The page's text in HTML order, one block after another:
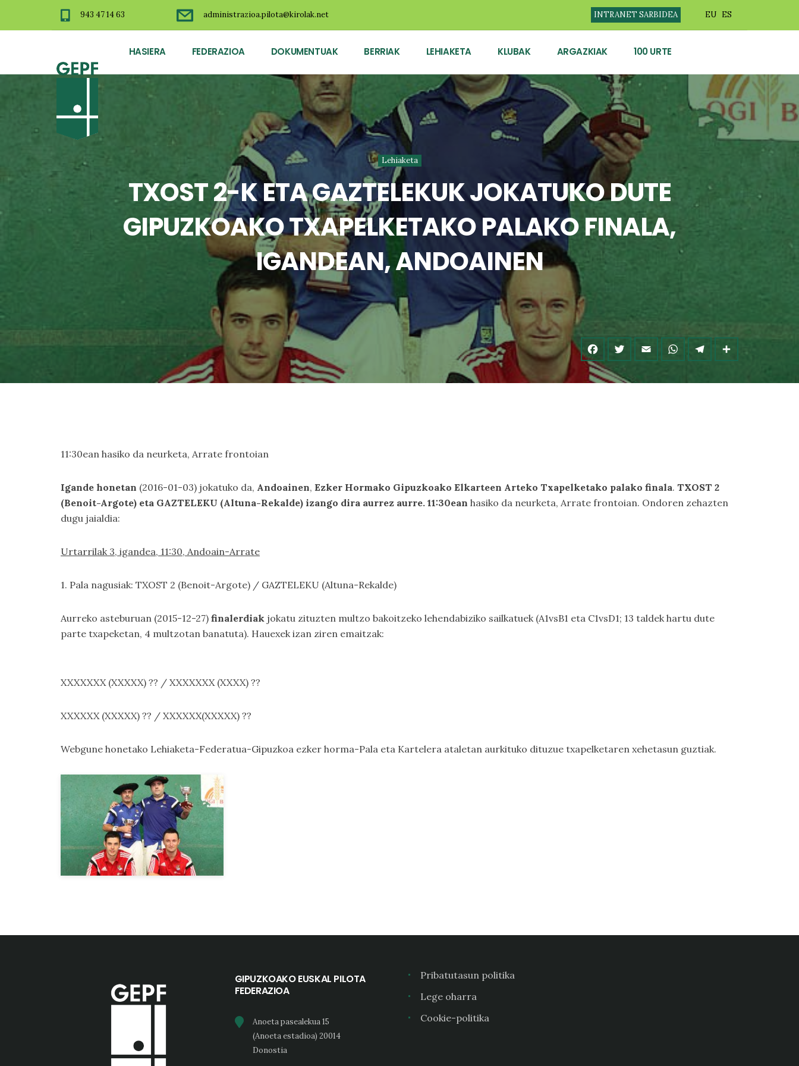
943 47 14 63 administrazioa.pilota@kirolak.net INTRANET SARBIDEA EU ES
HASIERA FEDERAZIOA DOKUMENTUAK BERRIAK LEHIAKETA KLUBAK ARGAZKIAK 100 URTE
Lehiaketa
TXOST 2-K ETA GAZTELEKUK JOKATUKO DUTE
GIPUZKOAKO TXAPELKETAKO PALAKO FINALA,
IGANDEAN, ANDOAINEN
11:30ean hasiko da neurketa, Arrate frontoian
Igande honetan (2016-01-03) jokatuko da, Andoainen, Ezker Hormako Gipuzkoako Elkarteen Arteko Txapelketako palako finala. TXOST 2
(Benoit-Argote) eta GAZTELEKU (Altuna-Rekalde) izango dira aurrez aurre. 11:30ean hasiko da neurketa, Arrate frontoian. Ondoren zehazten
dugu jaialdia:
Urtarrilak 3, igandea, 11:30, Andoain-Arrate
1. Pala nagusiak: TXOST 2 (Benoit-Argote) / GAZTELEKU (Altuna-Rekalde)
Aurreko asteburuan (2015-12-27) finalerdiak jokatu zituzten multzo bakoitzeko lehendabiziko sailkatuek (A1vsB1 eta C1vsD1; 13 taldek hartu dute
parte txapeketan, 4 multzotan banatuta). Hauexek izan ziren emaitzak:
XXXXXXX (XXXXX) ?? / XXXXXXX (XXXX) ??
XXXXXX (XXXXX) ?? / XXXXXX(XXXXX) ??
Webgune honetako Lehiaketa-Federatua-Gipuzkoa ezker horma-Pala eta Kartelera ataletan aurkituko dituzue txapelketaren xehetasun guztiak.
GIPUZKOAKO EUSKAL PILOTA
FEDERAZIOA
Anoeta pasealekua 15
(Anoeta estadioa) 20014
Donostia
Pribatutasun politika
Lege oharra
Cookie-politika